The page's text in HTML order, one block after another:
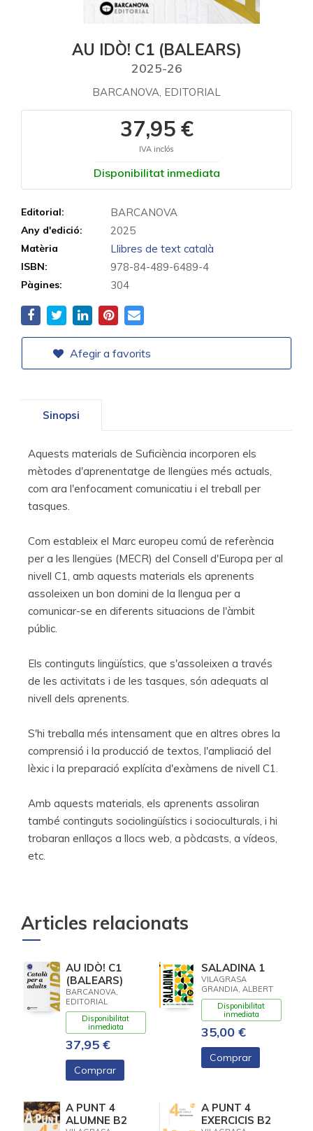
AU IDÒ! C1 (BALEARS)
2025-26
BARCANOVA, EDITORIAL
37,95 €
IVA inclós
Disponibilitat inmediata
Editorial: BARCANOVA
Any d'edició: 2025
Matèria Llibres de text català
ISBN: 978-84-489-6489-4
Pàgines: 304
Afegir a favorits
Sinopsi
Aquests materials de Suficiència incorporen els
mètodes d'aprenentatge de llengües més actuals,
com ara l'enfocament comunicatiu i el treball per
tasques.
Com estableix el Marc europeu comú de referència
per a les llengües (MECR) del Consell d'Europa per al
nivell C1, amb aquests materials els aprenents
assoleixen un bon domini de la llengua per a
comunicar-se en diferents situacions de l'àmbit
públic.
Els continguts lingüístics, que s'assoleixen a través
de les activitats i de les tasques, són adequats al
nivell dels aprenents.
S'hi treballa més intensament que en altres obres la
comprensió i la producció de textos, l'ampliació del
lèxic i la preparació explícita d'exàmens de nivell C1.
Amb aquests materials, els aprenents assoliran
també continguts sociolingüístics i socioculturals, i hi
trobaran enllaços a llocs web, a pòdcasts, a vídeos,
etc.
Articles relacionats
AU IDÒ! C1
(BALEARS)
BARCANOVA,
EDITORIAL
Disponibilitat
inmediata
37,95 €
Comprar
SALADINA 1
VILAGRASA
GRANDIA, ALBERT
Disponibilitat
inmediata
35,00 €
Comprar
A PUNT 4
ALUMNE B2
A PUNT 4
EXERCICIS B2